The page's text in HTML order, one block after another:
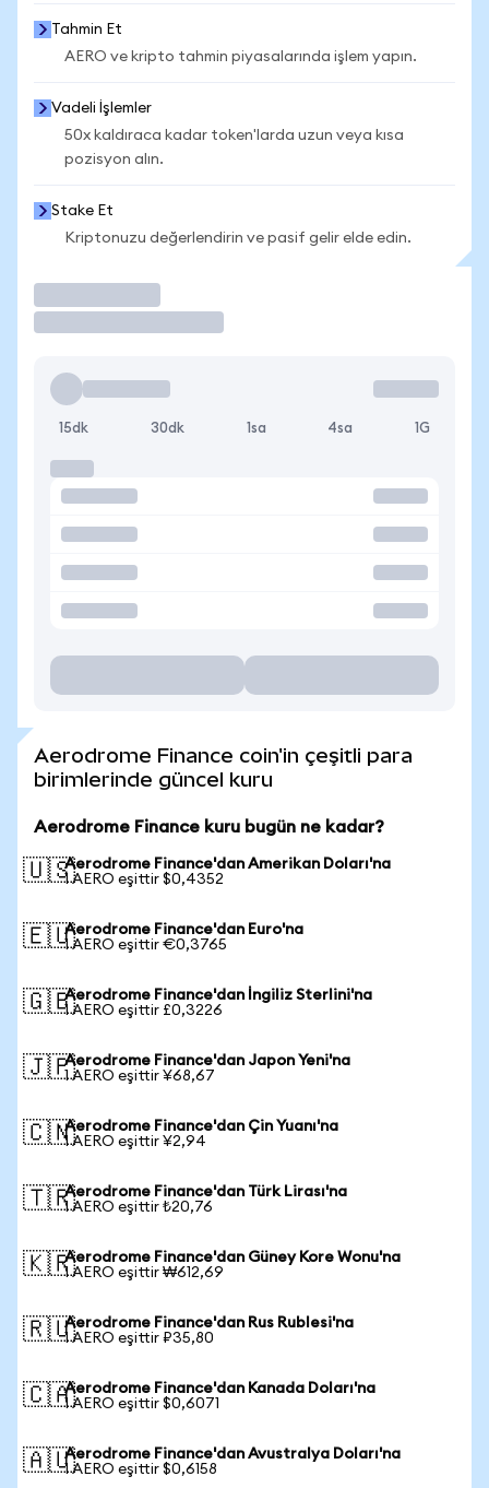
Tahmin Et
AERO ve kripto tahmin piyasalarında işlem yapın.
Vadeli İşlemler
50x kaldıraca kadar token'larda uzun veya kısa
pozisyon alın.
Stake Et
Kriptonuzu değerlendirin ve pasif gelir elde edin.
15dk 30dk 1sa 4sa 1G
Aerodrome Finance coin'in çeşitli para
birimlerinde güncel kuru
Aerodrome Finance kuru bugün ne kadar?
🇺🇸Aerodrome Finance'dan Amerikan Doları'na
1 AERO eşittir $0,4352
🇪🇺Aerodrome Finance'dan Euro'na
1 AERO eşittir €0,3765
🇬🇧Aerodrome Finance'dan İngiliz Sterlini'na
1 AERO eşittir £0,3226
🇯🇵Aerodrome Finance'dan Japon Yeni'na
1 AERO eşittir ¥68,67
🇨🇳Aerodrome Finance'dan Çin Yuanı'na
1 AERO eşittir ¥2,94
🇹🇷Aerodrome Finance'dan Türk Lirası'na
1 AERO eşittir ₺20,76
🇰🇷Aerodrome Finance'dan Güney Kore Wonu'na
1 AERO eşittir ₩612,69
🇷🇺Aerodrome Finance'dan Rus Rublesi'na
1 AERO eşittir ₽35,80
🇨🇦Aerodrome Finance'dan Kanada Doları'na
1 AERO eşittir $0,6071
🇦🇺Aerodrome Finance'dan Avustralya Doları'na
1 AERO eşittir $0,6158